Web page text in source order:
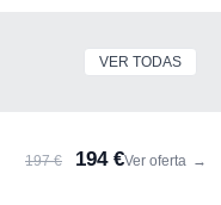
VER TODAS
197 € 194 €Ver oferta →